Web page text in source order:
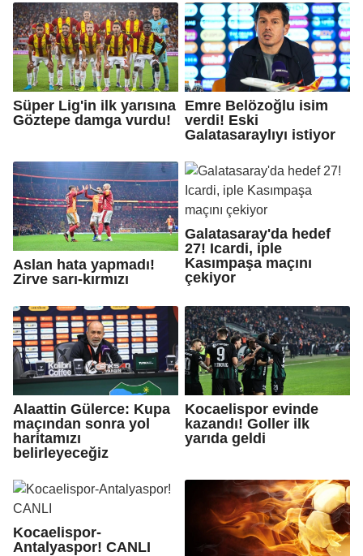
Süper Lig'in ilk yarısına
Göztepe damga vurdu!
Emre Belözoğlu isim
verdi! Eski
Galatasaraylıyı istiyor
Aslan hata yapmadı!
Zirve sarı-kırmızı
Galatasaray'da hedef
27! Icardi, iple
Kasımpaşa maçını
çekiyor
Alaattin Gülerce: Kupa
maçından sonra yol
haritamızı
belirleyeceğiz
Kocaelispor evinde
kazandı! Goller ilk
yarıda geldi
Kocaelispor-
Antalyaspor! CANLI